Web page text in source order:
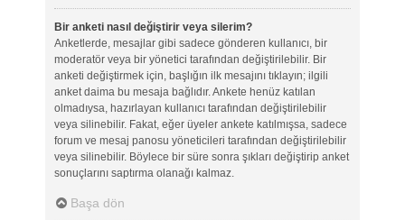
Bir anketi nasıl değiştirir veya silerim?
Anketlerde, mesajlar gibi sadece gönderen kullanıcı, bir
moderatör veya bir yönetici tarafından değiştirilebilir. Bir
anketi değiştirmek için, başlığın ilk mesajını tıklayın; ilgili
anket daima bu mesaja bağlıdır. Ankete henüz katılan
olmadıysa, hazırlayan kullanıcı tarafından değiştirilebilir
veya silinebilir. Fakat, eğer üyeler ankete katılmışsa, sadece
forum ve mesaj panosu yöneticileri tarafından değiştirilebilir
veya silinebilir. Böylece bir süre sonra şıkları değiştirip anket
sonuçlarını saptırma olanağı kalmaz.
Başa dön